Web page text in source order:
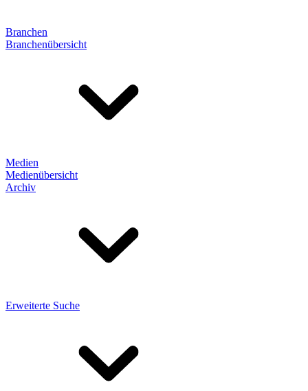
Branchen
Branchenübersicht
Medien
Medienübersicht
Archiv
Erweiterte Suche